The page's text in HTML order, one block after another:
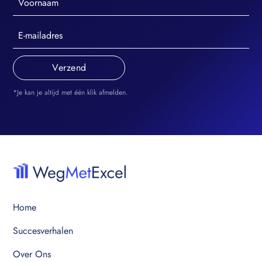
*Je kan je altijd met één klik afmelden.
Home
Succesverhalen
Over Ons